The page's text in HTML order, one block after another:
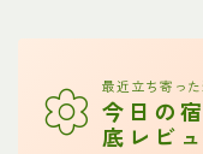
最近立ち寄っ
今日の
底レビ